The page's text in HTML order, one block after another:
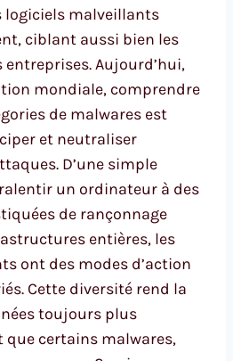
logiciels malveillants
ciblant aussi bien les
Aujourd’hui,
mondiale, comprendre
de malwares est
et neutraliser
D’une simple
un ordinateur à des
de rançonnage
entières, les
ont des modes d’action
Cette diversité rend la
toujours plus
que certains malwares,